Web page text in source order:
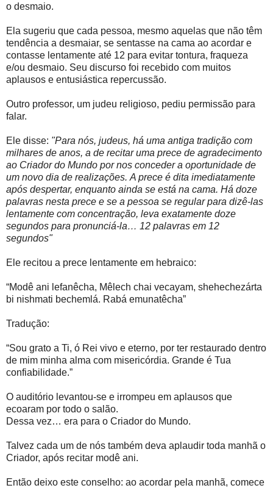
o desmaio.
Ela sugeriu que cada pessoa, mesmo aquelas que não têm
tendência a desmaiar, se sentasse na cama ao acordar e
contasse lentamente até 12 para evitar tontura, fraqueza
e/ou desmaio. Seu discurso foi recebido com muitos
aplausos e entusiástica repercussão.
Outro professor, um judeu religioso, pediu permissão para
falar.
Ele disse: "Para nós, judeus, há uma antiga tradição com
milhares de anos, a de recitar uma prece de agradecimento
ao Criador do Mundo por nos conceder a oportunidade de
um novo dia de realizações. A prece é dita imediatamente
após despertar, enquanto ainda se está na cama. Há doze
palavras nesta prece e se a pessoa se regular para dizê-las
lentamente com concentração, leva exatamente doze
segundos para pronunciá-la… 12 palavras em 12
segundos"
Ele recitou a prece lentamente em hebraico:
“Modê ani lefanêcha, Mêlech chai vecayam, shehechezárta
bi nishmati bechemlá. Rabá emunatêcha”
Tradução:
“Sou grato a Ti, ó Rei vivo e eterno, por ter restaurado dentro
de mim minha alma com misericórdia. Grande é Tua
confiabilidade.”
O auditório levantou-se e irrompeu em aplausos que
ecoaram por todo o salão.
Dessa vez… era para o Criador do Mundo.
Talvez cada um de nós também deva aplaudir toda manhã o
Criador, após recitar modê ani.
Então deixo este conselho: ao acordar pela manhã, comece